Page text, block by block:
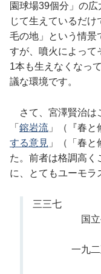
園球場39個分」の
じて生えているだ
毛の地」という情景
すが、噴火によって
1本も生えなくなっ
議な環境です。
さて、宮澤賢治は
「 鎔岩流 」（『春と
する意見 」（「春
た。前者は格調高く
に、とてもユーモラ
三三七
国立公園
一九二五